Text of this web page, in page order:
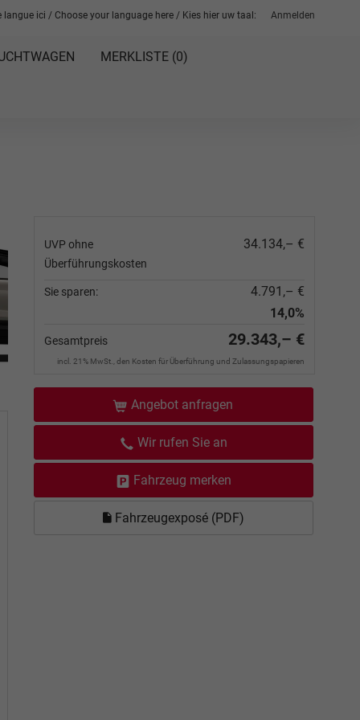
Anmelden
langue ici / Choose your language here / Kies hier uw taal:
MERKLISTE (0)
UVP ohne
Überführungskosten
34.134,– €
Sie sparen:
4.791,– €
14,0%
Gesamtpreis 29.343,– €
incl. 21% MwSt., den Kosten für Überführung und Zulassungspapieren
Angebot anfragen
Wir rufen Sie an
Fahrzeug merken
Fahrzeugexposé (PDF)